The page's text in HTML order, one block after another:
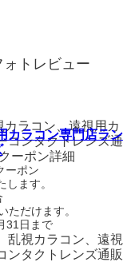
ォトレビュー
ラコン、遠視用カ
コンタクトレンズ通
ーポン詳細
ーポン
します。
ただけます。
31日まで
乱視カラコン、遠視
ンタクトレンズ通販